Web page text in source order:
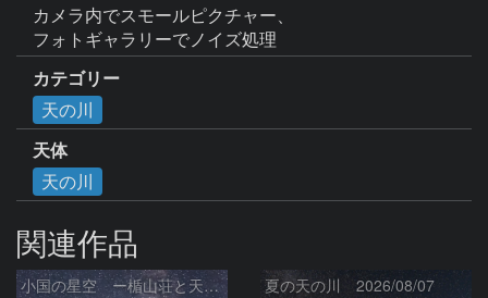
カメラ内でスモールピクチャー、
フォトギャラリーでノイズ処理
カテゴリー
天の川
天体
天の川
関連作品
小国の星空 ー楯山荘と天の川ー 夏の天の川 2026/08/07